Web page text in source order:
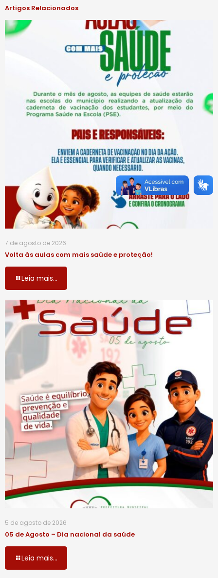
Artigos Relacionados
7 de agosto de 2026
Volta às aulas com mais saúde e proteção!
Leia mais...
5 de agosto de 2026
05 de Agosto – Dia nacional da saúde
Leia mais...